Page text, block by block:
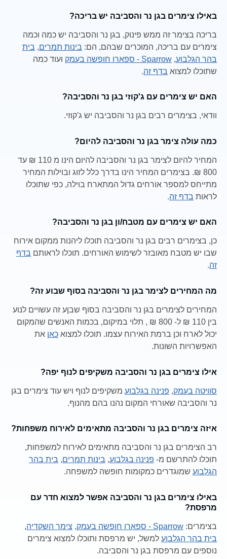
באילו צימרים בגן נר והסביבה יש בריכה?
בריכה בצימר זה ממש פינוק, בגן נר והסביבה יש כמה וכמה
צימרים עם בריכה, המוכרים שבהם, הם: בינות תמרים, בית
בהר הגלבוע, Sparrow - ספארו חופשה בעמק
ועוד כמה
שתוכלו למצוא בדף זה.
האם יש צימרים עם ג'קוזי בגן נר והסביבה?
וודאי, בצימרים רבים בגן נר והסביבה יש ג'קוזי.
כמה עולה צימר בגן נר והסביבה להיום?
המחיר להיום לצימר בגן נר והסביבה להיום הינו מ 110 ₪ עד
800 ₪. בצימרים המחיר הינו בדרך כלל לזוג ובוילות המחיר
מתייחס למספר אורחים גדול המתארח בוילה, כפי שתוכלו
לראות בדף זה.
האם יש צימרים עם מטבח/ון בגן נר והסביבה?
כן, בצימרים רבים בגן נר והסביבה תוכלו ליהנות ממקום אירוח
שבו יש מטבח מאובזר לשימוש האורחים. תוכלו לראותם בדף
זה.
מה המחירים לצימר בגן נר והסביבה בסוף שבוע זה?
המחירים לצימרים בגן נר והסביבה בסוף שבןע זה עשויים לנוע
בין 110 ₪ ל- 800 ₪ , תלוי במיקום, בכמות האנשים שהמקום
יכול לארח וכן ברמת האירוח עצמו. תוכלו למצוא כאן את
האפשרויות השונות.
אילו צימרים בגן נר והסביבה משקיפים לנוף יפה?
סוויטה בעמק, פנינה בגלבוע משקיפים לנוף ויש עוד צימרים בגן
נר והסביבה שאורחי המקום נהנו בהם מהנוף.
איזה צימרים בגן נר והסביבה מתאימים לאירוח משפחות?
רב הצימרים בגן נר והסביבה מתאימים לאירוח למשפחות,
תוכלו להתרשם מ- פנינה בגלבוע, בינות תמרים, בית בהר
הגלבוע שמוגדרים כמקומות חופשה למשפחה.
באילו צימרים בגן נר והסביבה אפשר למצוא חדר עם
מרפסת?
בצימרים: Sparrow - ספארו חופשה בעמק , צימר השקדיה,
בית בהר הגלבוע למשל, יש מרפסת ותוכלו למצוא צימרים
נוספים עם מרפסת בגן נר והסביבה.